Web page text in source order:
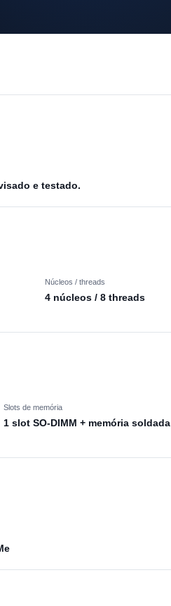
e testado.
Núcleos / threads
4 núcleos / 8 threads
Slots de memória
1 slot SO-DIMM + memória soldada